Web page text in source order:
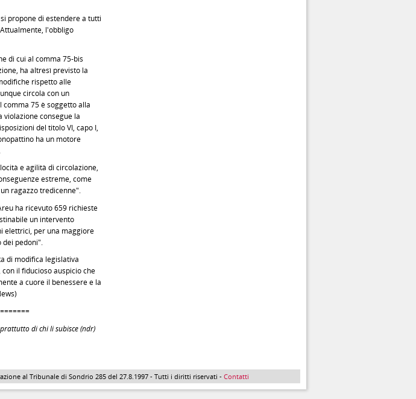
propone di estendere a tutti
l'obbligo
di cui al comma 75-bis
ha altresì previsto la
rispetto alle
circola con un
75 è soggetto alla
consegue la
del titolo VI, capo I,
ha un motore
e agilità di circolazione,
estreme, come
ragazzo tredicenne".
ha ricevuto 659 richieste
un intervento
elettrici, per una maggiore
dei pedoni".
di modifica legislativa
il fiducioso auspicio che
a cuore il benessere e la
di chi li subisce (ndr)
al Tribunale di Sondrio 285 del 27.8.1997 - Tutti i diritti riservati - Contatti